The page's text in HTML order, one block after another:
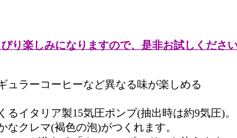
り楽しみになりますので、是非お試しくださ
ュラーコーヒーなど異なる味が楽しめる
イタリア製15気圧ポンプ(抽出時は約9気圧)。
クレマ(褐色の泡)がつくれます。